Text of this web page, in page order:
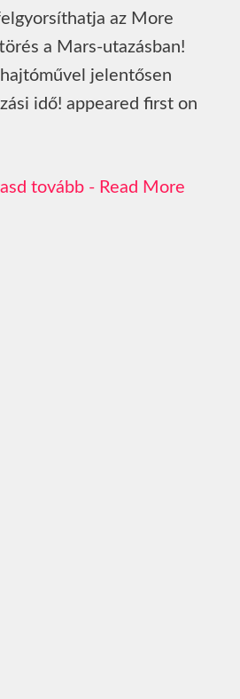
az More
a Mars-utazásban!
jelentősen
idő! appeared first on
Read More